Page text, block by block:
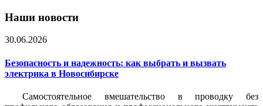
Наши новости
30.06.2026
Безопасность и надежность: как выбрать и вызвать
электрика в Новосибирске
Самостоятельное вмешательство в проводку без